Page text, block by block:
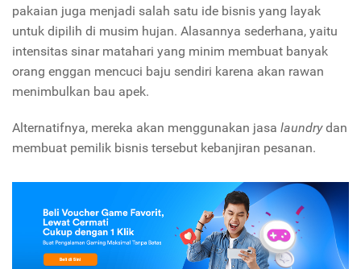
pakaian juga menjadi salah satu ide bisnis yang layak
untuk dipilih di musim hujan. Alasannya sederhana, yaitu
intensitas sinar matahari yang minim membuat banyak
orang enggan mencuci baju sendiri karena akan rawan
menimbulkan bau apek.
Alternatifnya, mereka akan menggunakan jasa laundrydan
membuat pemilik bisnis tersebut kebanjiran pesanan.